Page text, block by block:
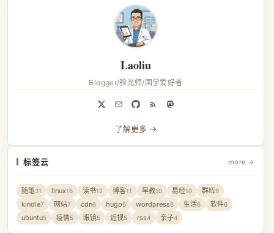
Laoliu
Blogger/验光师/国学爱好者
了解更多 →
标签云 more →
随笔31 linux16 读书12 博客11 早教10 易经10 群晖9
kindle7 网站7 cdn6 hugo6 wordpress6 生活6 软件6
ubuntu5 疫情5 眼镜5 近视5 rss4 亲子4